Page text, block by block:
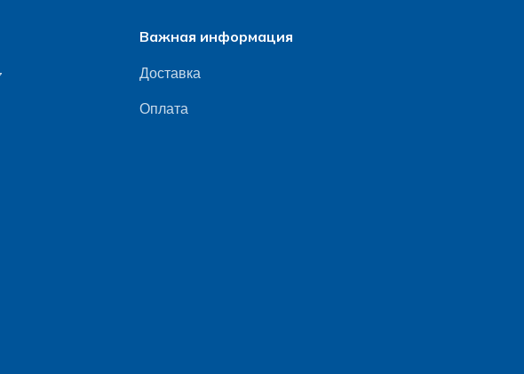
Важная информация
Доставка
Оплата